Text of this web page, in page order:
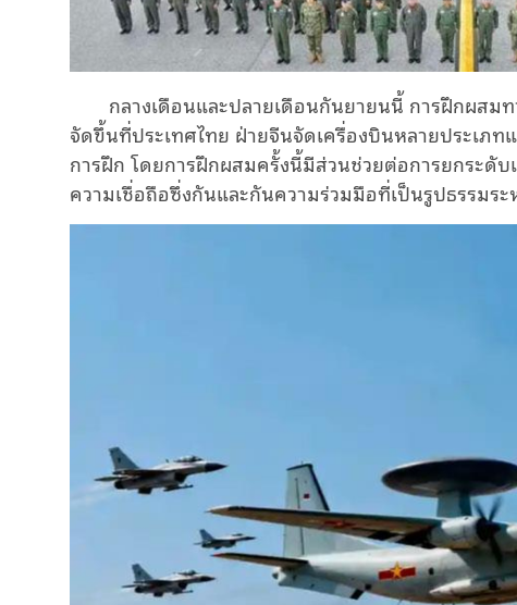
กลางเดือนและปลายเดือนกันยายนนี้ การฝึกผสม
จัดขึ้นที่ประเทศไทย ฝ่ายจีนจัดเครื่องบินหลายประเภ
การฝึก โดยการฝึกผสมครั้งนี้มีส่วนช่วยต่อการยกระดั
ความเชื่อถือซึ่งกันและกันความร่วมมือที่เป็นรูปธรรมระ